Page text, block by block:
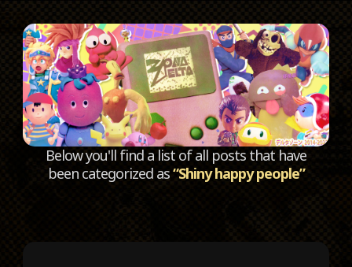
Below you'll find a list of all posts that have
been categorized as“Shiny happy people”